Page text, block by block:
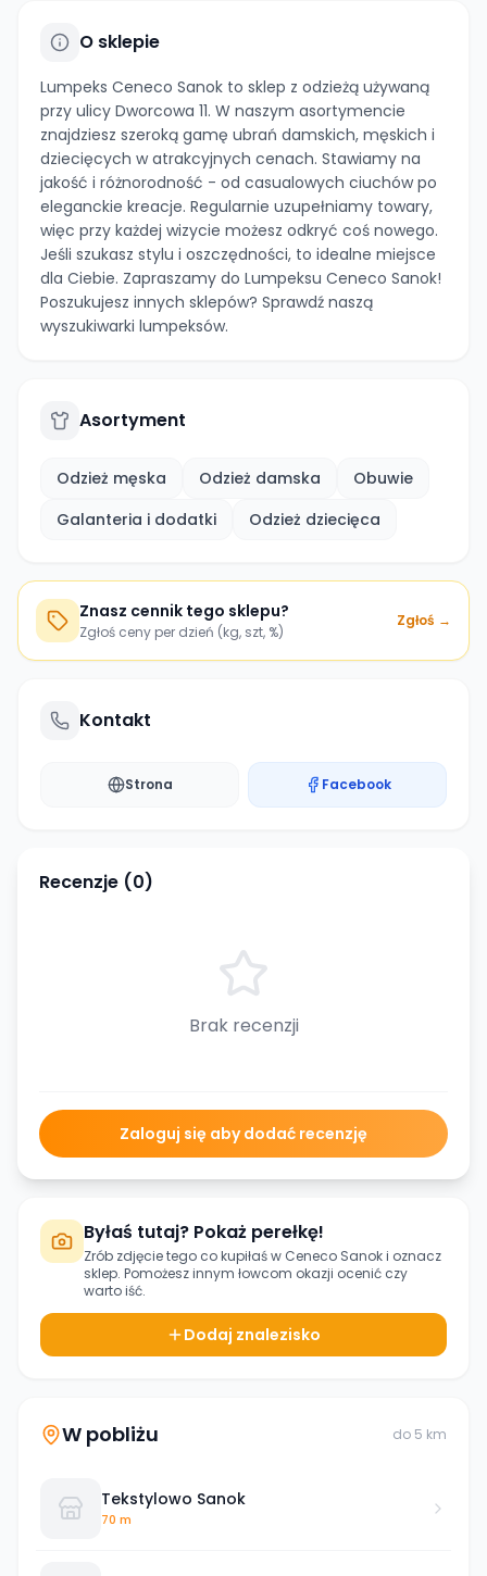
O sklepie
Lumpeks Ceneco Sanok to sklep z odzieżą używaną
przy ulicy Dworcowa 11. W naszym asortymencie
znajdziesz szeroką gamę ubrań damskich, męskich i
dziecięcych w atrakcyjnych cenach. Stawiamy na
jakość i różnorodność - od casualowych ciuchów po
eleganckie kreacje. Regularnie uzupełniamy towary,
więc przy każdej wizycie możesz odkryć coś nowego.
Jeśli szukasz stylu i oszczędności, to idealne miejsce
dla Ciebie. Zapraszamy do Lumpeksu Ceneco Sanok!
Poszukujesz innych sklepów? Sprawdź naszą
wyszukiwarki lumpeksów.
Asortyment
Odzież męska Odzież damska
Obuwie
Galanteria i dodatki
Odzież dziecięca
Znasz cennik tego sklepu?
Zgłoś ceny per dzień (kg, szt, %)
Zgłoś →
Kontakt
Strona Facebook
Recenzje (0)
Brak recenzji
Zaloguj się aby dodać recenzję
Byłaś tutaj? Pokaż perełkę!
Zrób zdjęcie tego co kupiłaś w Ceneco Sanoki oznacz
sklep. Pomożesz innym łowcom okazji ocenić czy
warto iść.
Dodaj znalezisko
W pobliżu do 5 km
Tekstylowo Sanok
70 m